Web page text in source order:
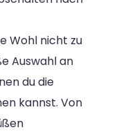
Wohl nicht zu
Auswahl an
du die
kannst. Von